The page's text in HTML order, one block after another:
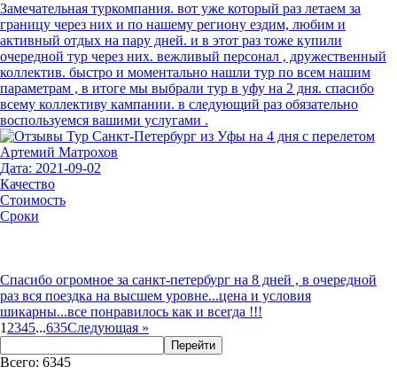
Замечательная туркомпания. вот уже который раз летаем за
границу через них и по нашему региону ездим, любим и
активный отдых на пару дней. и в этот раз тоже купили
очередной тур через них. вежливый персонал , дружественный
коллектив. быстро и моментально нашли тур по всем нашим
параметрам , в итоге мы выбрали тур в уфу на 2 дня. спасибо
всему коллективу кампании. в следующий раз обязательно
воспользуемся вашими услугами .
Артемий Матрохов
Дата: 2021-09-02
Качество
Стоимость
Сроки
Спасибо огромное за санкт-петербург на 8 дней , в очередной
раз вся поездка на высшем уровне...цена и условия
шикарны...все понравилось как и всегда !!!
1 2345...635Следующая »
Перейти
Всего: 6345